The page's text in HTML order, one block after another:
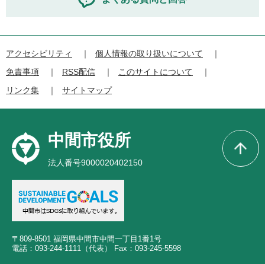
アクセシビリティ
個人情報の取り扱いについて
免責事項
RSS配信
このサイトについて
リンク集
サイトマップ
中間市役所
法人番号9000020402150
〒809-8501 福岡県中間市中間一丁目1番1号
電話：093-244-1111（代表） Fax：093-245-5598